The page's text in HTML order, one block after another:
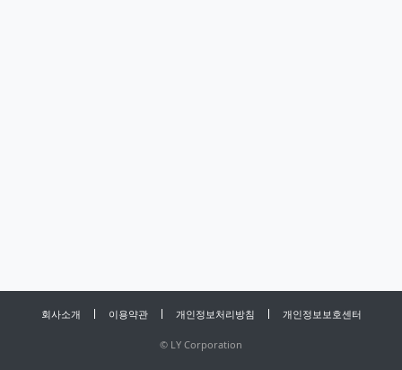
회사소개 이용약관 개인정보처리방침 개인정보보호센터
© LY Corporation